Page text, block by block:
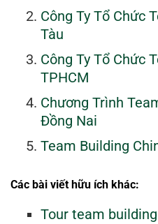
Công Ty Tổ Chức
Tàu
Công Ty Tổ Chức
TPHCM
Chương Trình
Đồng Nai
Team Building
Các bài viết hữu ích khác:
Tour team